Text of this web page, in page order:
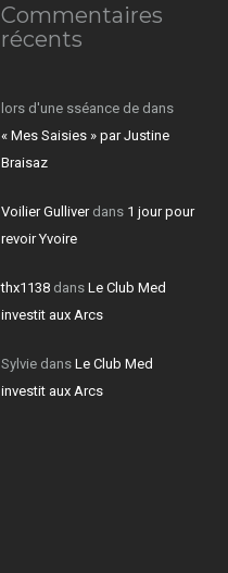
Commentaires
récents
lors d'une sséance de dans
« Mes Saisies » par Justine
Braisaz
Voilier Gulliverdans 1 jour pour
revoir Yvoire
thx1138 dans Le Club Med
investit aux Arcs
Sylvie dans Le Club Med
investit aux Arcs